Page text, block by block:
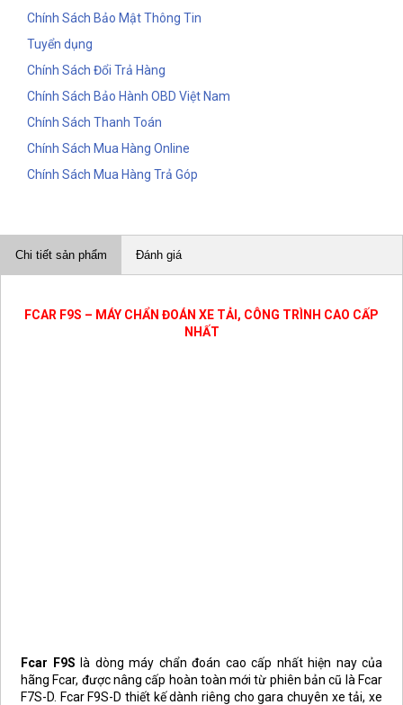
Chính Sách Bảo Mật Thông Tin
Tuyển dụng
Chính Sách Đổi Trả Hàng
Chính Sách Bảo Hành OBD Việt Nam
Chính Sách Thanh Toán
Chính Sách Mua Hàng Online
Chính Sách Mua Hàng Trả Góp
Chi tiết sản phẩm Đánh giá
FCAR F9S – MÁY CHẨN ĐOÁN XE TẢI, CÔNG TRÌNH CAO CẤP
NHẤT
Fcar F9S là dòng máy chẩn đoán cao cấp nhất hiện nay của
hãng Fcar, được nâng cấp hoàn toàn mới từ phiên bản cũ là Fcar
F7S-D. Fcar F9S-D thiết kế dành riêng cho gara chuyên xe tải, xe